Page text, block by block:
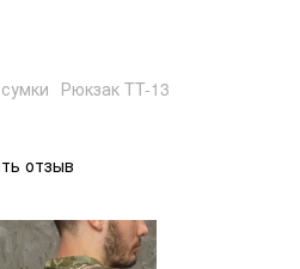
Рюкзак TT-13
отзыв